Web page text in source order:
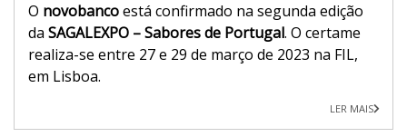
O novobancoestá confirmado na segunda edição
da SAGALEXPO – Sabores de Portugal. O certame
realiza-se entre 27 e 29 de março de 2023 na FIL,
em Lisboa.
LER MAIS